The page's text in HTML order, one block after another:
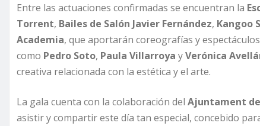
Entre las actuaciones confirmadas se encuentran la
Torrent, Bailes de Salón Javier Fernández, Kangoo
Academia, que aportarán coreografías y
como Pedro Soto, Paula Villarroya yVerónica
creativa relacionada con la estética y el arte.
La gala cuenta con la colaboración del Ajuntament
asistir y compartir este día tan especial, concebido